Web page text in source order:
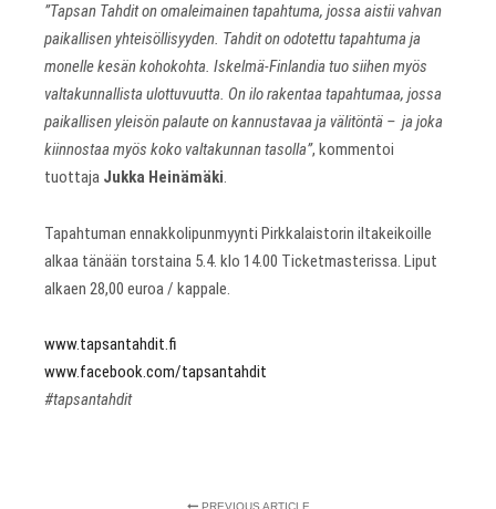
”Tapsan Tahdit on omaleimainen tapahtuma, jossa aistii vahvan
paikallisen yhteisöllisyyden. Tahdit on odotettu tapahtuma ja
monelle kesän kohokohta. Iskelmä-Finlandia tuo siihen myös
valtakunnallista ulottuvuutta. On ilo rakentaa tapahtumaa, jossa
paikallisen yleisön palaute on kannustavaa ja välitöntä – ja joka
kiinnostaa myös koko valtakunnan tasolla”, kommentoi
tuottaja Jukka Heinämäki.
Tapahtuman ennakkolipunmyynti Pirkkalaistorin iltakeikoille
alkaa tänään torstaina 5.4. klo 14.00 Ticketmasterissa. Liput
alkaen 28,00 euroa / kappale.
www.tapsantahdit.fi
www.facebook.com/tapsantahdit
#tapsantahdit
PREVIOUS ARTICLE